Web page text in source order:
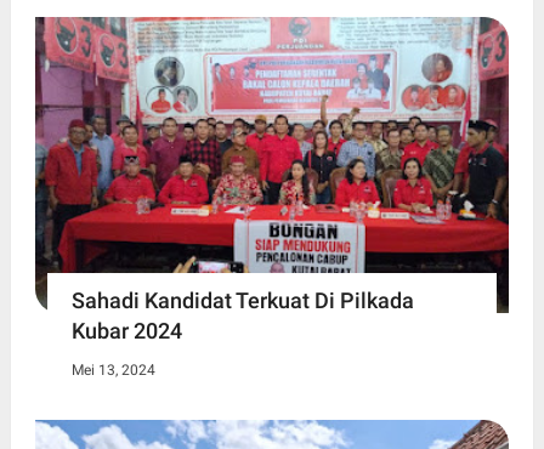
Sahadi Kandidat Terkuat Di Pilkada
Kubar 2024
Mei 13, 2024